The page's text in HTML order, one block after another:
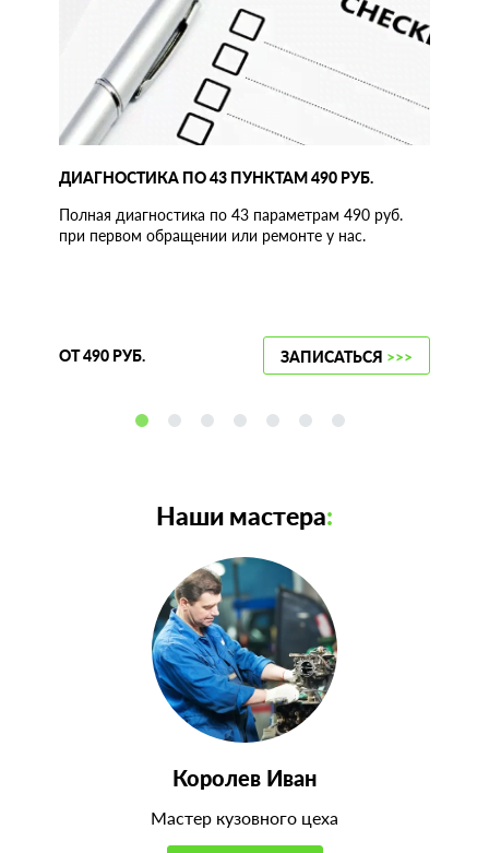
ДИАГНОСТИКА ПО 43 ПУНКТАМ 490 РУБ.
Полная диагностика по 43 параметрам 490 руб.
при первом обращении или ремонте у нас.
ОТ 490 РУБ. ЗАПИСАТЬСЯ >>>
Наши мастера:
Королев Иван
Мастер кузовного цеха